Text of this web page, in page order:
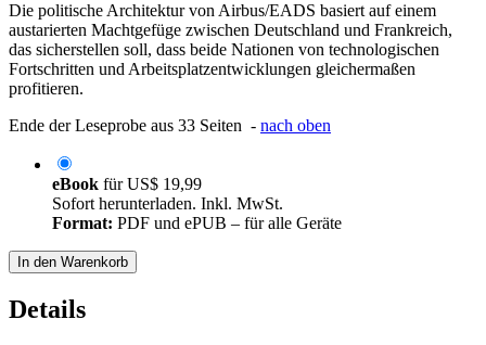
Die politische Architektur von Airbus/EADS basiert auf einem
austarierten Machtgefüge zwischen Deutschland und Frankreich,
das sicherstellen soll, dass beide Nationen von technologischen
Fortschritten und Arbeitsplatzentwicklungen gleichermaßen
profitieren.
Ende der Leseprobe aus 33 Seiten - nach oben
eBook fürUS$ 19,99
Sofort herunterladen. Inkl. MwSt.
Format: PDF und ePUB – für alle Geräte
In den Warenkorb
Details